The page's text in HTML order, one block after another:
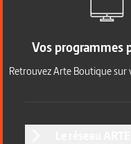
Vos programmes
Retrouvez Arte Boutique